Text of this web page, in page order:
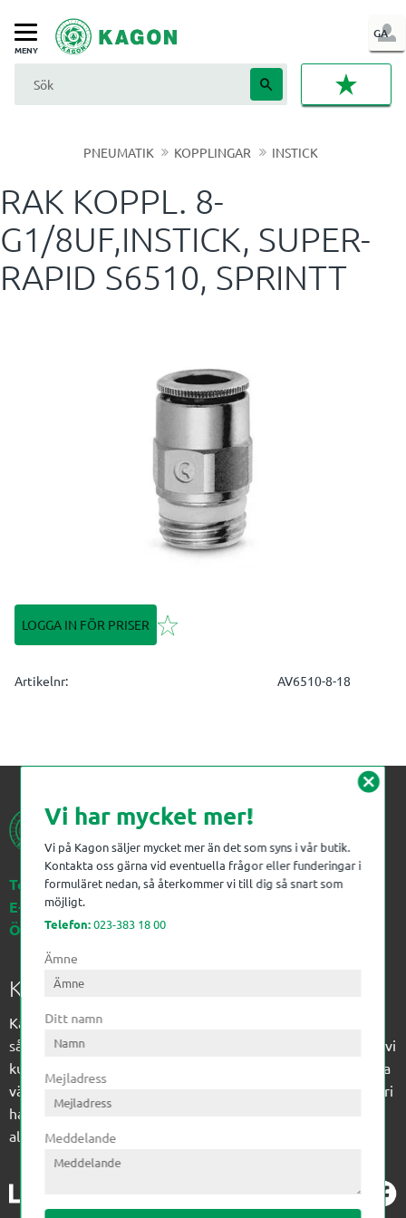
Meny
GA
IN
PNEUMATIK KOPPLINGAR INSTICK
RAK KOPPL. 8-
G1/8UF,INSTICK, SUPER-
RAPID S6510, SPRINTT
LOGGA IN FÖR PRISER Lägg till i favoriter
Artikelnr AV6510-8-18
Telefon:023-383 18 00
E-post:kagon@kagon.se
Öppettider:Måndag-Fredag, 07-16
Kagon AB
Kagon har sedan 1972 levererat kompetens till
sågverksindustrin och övrig industri. Till träindustrin tillför vi
kunskap med optimeringslösningar från timmerplanen hela
vägen fram till paketering/emballering och till övrig industri
har vi ett komplement sortiment av teknikprodukter med
allt ifrån slangtillverkning till transmission och lager.
cancel
Vi har mycket mer!
Vi på Kagon säljer mycket mer än det som syns i vår butik.
Kontakta oss gärna vid eventuella frågor eller funderingar i
formuläret nedan, så återkommer vi till dig så snart som
möjligt.
Telefon:023-383 18 00
Ämne
Ditt namn
Mejladress
Meddelande